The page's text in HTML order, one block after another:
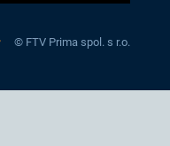
© FTV Prima spol. s r.o.